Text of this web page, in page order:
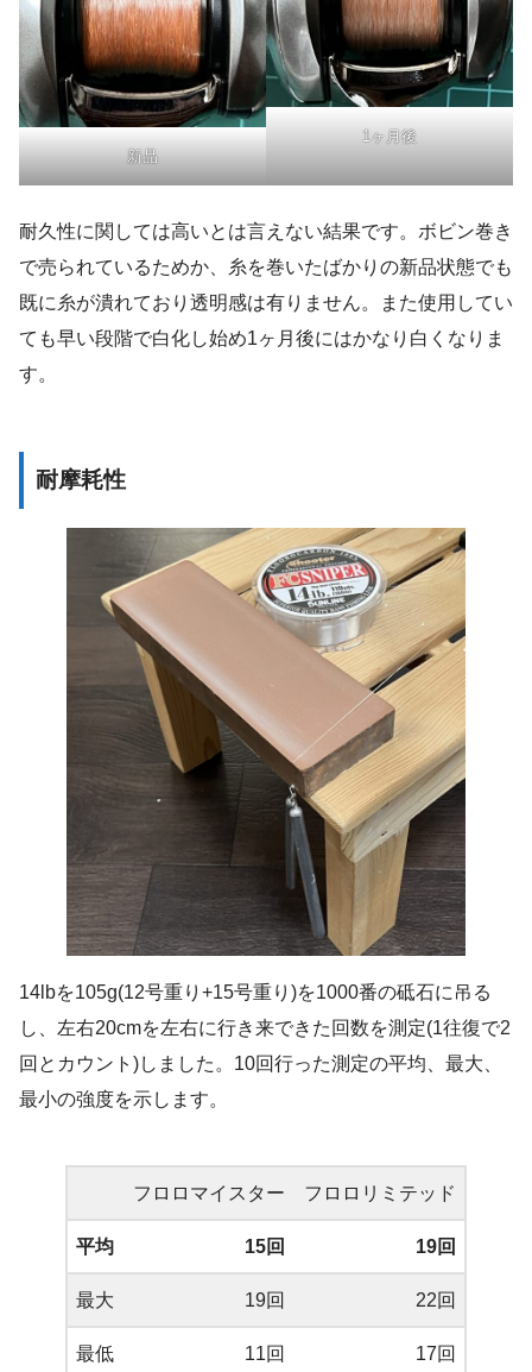
新品
1ヶ月後
耐久性に関しては高いとは言えない結果です。ボビン巻き
で売られているためか、糸を巻いたばかりの新品状態でも
既に糸が潰れており透明感は有りません。また使用してい
ても早い段階で白化し始め1ヶ月後にはかなり白くなりま
す。
耐摩耗性
14lbを105g(12号重り+15号重り)を1000番の砥石に吊る
し、左右20cmを左右に行き来できた回数を測定(1往復で2
回とカウント)しました。10回行った測定の平均、最大、
最小の強度を示します。
フロロマイスター フロロリミテッド
平均 15回 19回
最大 19回 22回
最低 11回 17回